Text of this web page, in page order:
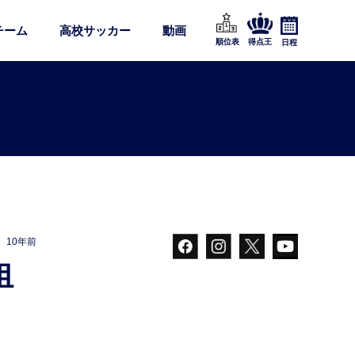
ーム 高校サッカー 動画
順位表 得点王 日程
10年前